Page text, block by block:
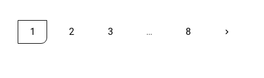
1 2 3 … 8 keyboard_arrow_rightSuivant